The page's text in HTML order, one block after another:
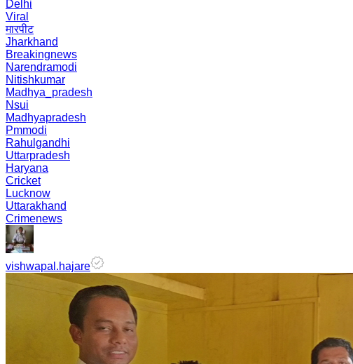
Delhi
Viral
मारपीट
Jharkhand
Breakingnews
Narendramodi
Nitishkumar
Madhya_pradesh
Nsui
Madhyapradesh
Pmmodi
Rahulgandhi
Uttarpradesh
Haryana
Cricket
Lucknow
Uttarakhand
Crimenews
vishwapal.hajare